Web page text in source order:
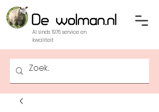
Al sinds 1976 service en
kwaliteit